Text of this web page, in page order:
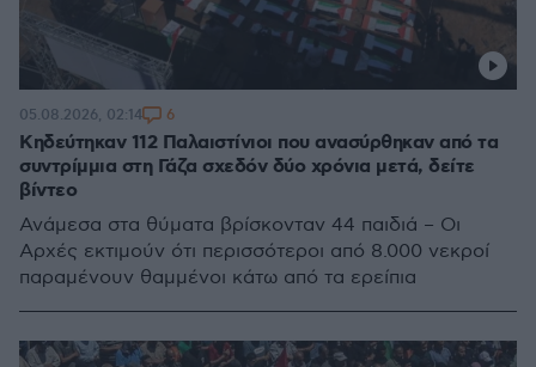
Κηδεύτηκαν 112 Παλαιστίνιοι που ανασύρθηκαν από τα
συντρίμμια στη Γάζα σχεδόν δύο χρόνια μετά, δείτε
βίντεο
Ανάμεσα στα θύματα βρίσκονταν 44 παιδιά – Οι
Αρχές εκτιμούν ότι περισσότεροι από 8.000 νεκροί
παραμένουν θαμμένοι κάτω από τα ερείπια
05.08.2026, 02:14 6